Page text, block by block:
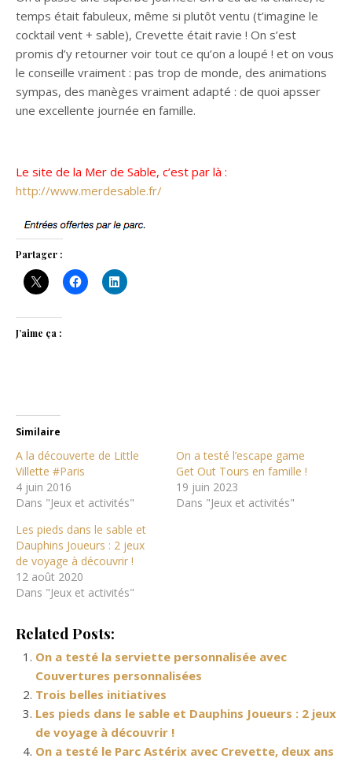
temps était fabuleux, même si plutôt ventu (t’imagine le
cocktail vent + sable), Crevette était ravie ! On s’est
promis d’y retourner voir tout ce qu’on a loupé ! et on vous
le conseille vraiment : pas trop de monde, des animations
sympas, des manèges vraiment adapté : de quoi apsser
une excellente journée en famille.
Le site de la Mer de Sable, c’est par là :
http://www.merdesable.fr/
Partager :
J’aime ça :
Similaire
A la découverte de Little
Villette #Paris
4 juin 2016
Dans "Jeux et activités"
On a testé l’escape game
Get Out Tours en famille !
19 juin 2023
Dans "Jeux et activités"
Les pieds dans le sable et
Dauphins Joueurs : 2 jeux
de voyage à découvrir !
12 août 2020
Dans "Jeux et activités"
Related Posts:
On a testé la serviette personnalisée avec
Couvertures personnalisées
Trois belles initiatives
Les pieds dans le sable et Dauphins Joueurs : 2 jeux
de voyage à découvrir !
On a testé le Parc Astérix avec Crevette, deux ans